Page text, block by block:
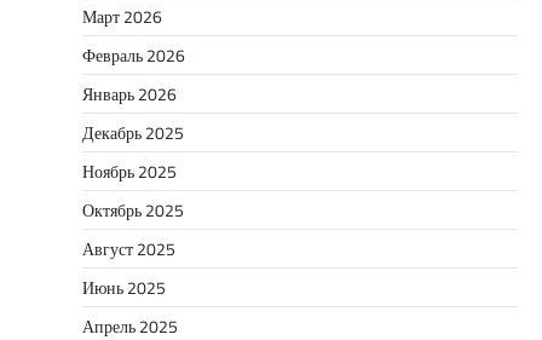
Март 2026
Февраль 2026
Январь 2026
Декабрь 2025
Ноябрь 2025
Октябрь 2025
Август 2025
Июнь 2025
Апрель 2025